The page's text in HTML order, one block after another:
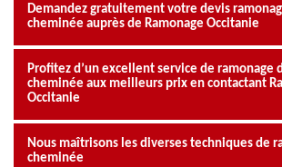
Demandez gratuitement votre devis
cheminée auprès de Ramonage Occitanie
Profitez d’un excellent service de ramonage
cheminée aux meilleurs prix en contactant
Occitanie
Nous maîtrisons les diverses techniques de
cheminée